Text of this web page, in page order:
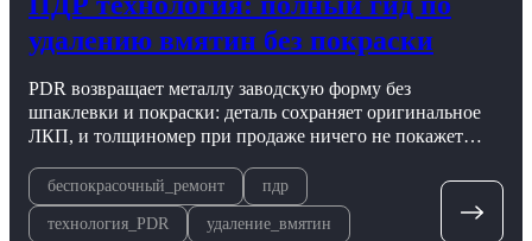
удалению вмятин без покраски
PDR возвращает металлу заводскую форму без
шпаклевки и покраски: деталь сохраняет оригинальное
ЛКП, и толщиномер при продаже ничего не покажет…
беспокрасочный_ремонт пдр
технология_PDR удаление_вмятин